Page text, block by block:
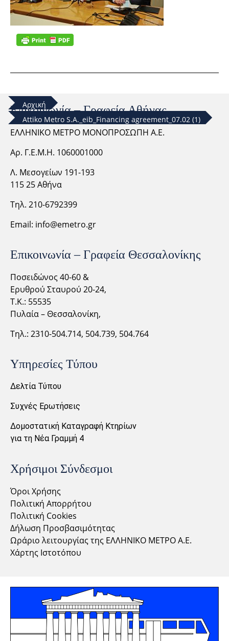
Αρχική
Attiko Metro S.A._eib_Financing agreement_07.02 (1)
Επικοινωνία – Γραφεία Αθήνας
ΕΛΛΗΝΙΚΟ ΜΕΤΡΟ ΜΟΝΟΠΡΟΣΩΠΗ Α.Ε.
Αρ. Γ.Ε.Μ.Η. 1060001000
Λ. Μεσογείων 191-193
115 25 Αθήνα
Τηλ. 210-6792399
Email: info@emetro.gr
Επικοινωνία – Γραφεία Θεσσαλονίκης
Ποσειδώνος 40-60 &
Ερυθρού Σταυρού 20-24,
Τ.Κ.: 55535
Πυλαία – Θεσσαλονίκη,
Τηλ.: 2310-504.714, 504.739, 504.764
Υπηρεσίες Τύπου
Δελτία Τύπου
Συχνές Ερωτήσεις
Δομοστατική Καταγραφή Κτηρίων
για τη Νέα Γραμμή 4
Χρήσιμοι Σύνδεσμοι
Όροι Χρήσης
Πολιτική Απορρήτου
Πολιτική Cookies
Δήλωση Προσβασιμότητας
Ωράριο λειτουργίας της ΕΛΛΗΝΙΚΟ ΜΕΤΡΟ Α.Ε.
Χάρτης Ιστοτόπου